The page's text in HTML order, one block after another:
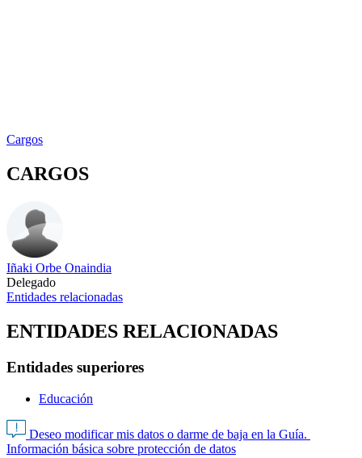
Cargos
CARGOS
Iñaki Orbe Onaindia
Delegado
Entidades relacionadas
ENTIDADES RELACIONADAS
Entidades superiores
Educación
Deseo modificar mis datos o darme de baja en la Guía.
Información básica sobre protección de datos